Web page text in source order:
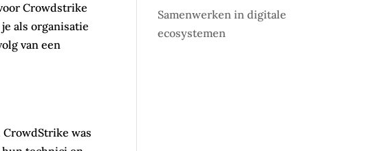
Crowdstrike
als organisatie
van een
was
Samenwerken in digitale
ecosystemen